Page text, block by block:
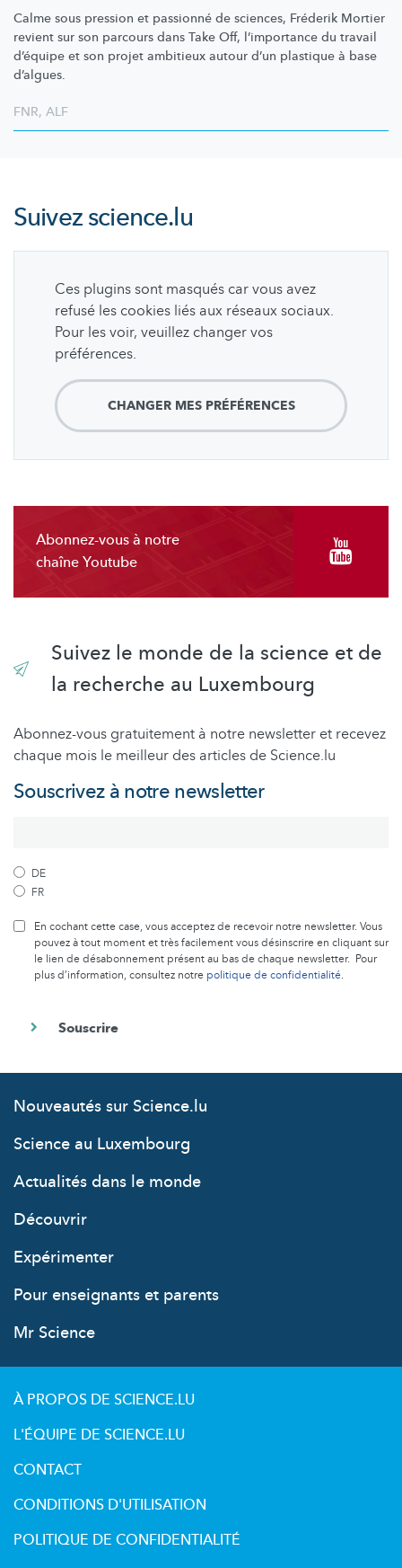
Calme sous pression et passionné de sciences, Fréderik Mortier
revient sur son parcours dans Take Off, l’importance du travail
d’équipe et son projet ambitieux autour d’un plastique à base
d’algues.
FNR, ALF
Suivezscience.lu
Ces plugins sont masqués car vous avez
refusé les cookies liés aux réseaux sociaux.
Pour les voir, veuillez changer vos
préférences.
CHANGER MES PRÉFÉRENCES
Abonnez-vous à notre
chaîne Youtube
Suivez le monde de la science et de
la recherche au Luxembourg
Abonnez-vous gratuitement à notre newsletter et recevez
chaque mois le meilleur des articles de Science.lu
Souscrivez à notre newsletter
DE
FR
En cochant cette case, vous acceptez de recevoir notre newsletter. Vous
pouvez à tout moment et très facilement vous désinscrire en cliquant sur
le lien de désabonnement présent au bas de chaque newsletter. Pour
plus d’information, consultez notre politique de confidentialité.
Nouveautés sur Science.lu
Science au Luxembourg
Actualités dans le monde
Découvrir
Expérimenter
Pour enseignants et parents
Mr Science
À PROPOS DE SCIENCE.LU
L'ÉQUIPE DE SCIENCE.LU
CONTACT
CONDITIONS D'UTILISATION
POLITIQUE DE CONFIDENTIALITÉ